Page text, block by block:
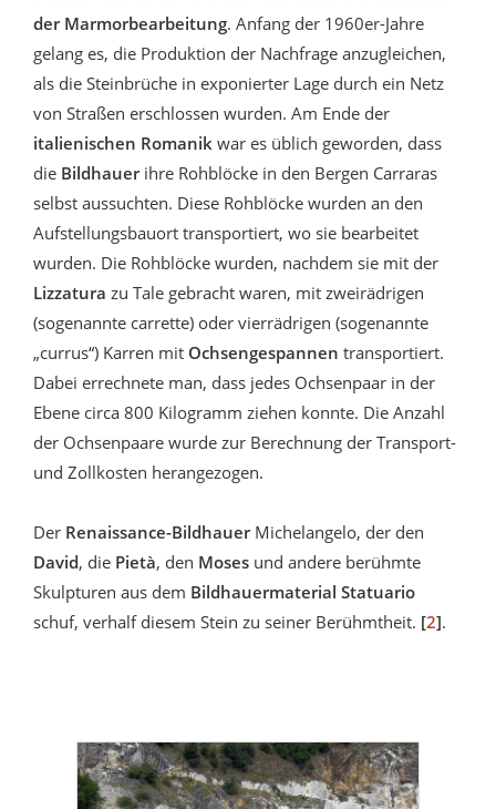
der Marmorbearbeitung. Anfang der 1960er-Jahre
gelang es, die Produktion der Nachfrage anzugleichen,
als die Steinbrüche in exponierter Lage durch ein Netz
von Straßen erschlossen wurden. Am Ende der
italienischen Romanik war es üblich geworden, dass
die Bildhauerihre Rohblöcke in den Bergen Carraras
selbst aussuchten. Diese Rohblöcke wurden an den
Aufstellungsbauort transportiert, wo sie bearbeitet
wurden. Die Rohblöcke wurden, nachdem sie mit der
Lizzatura zu Tale gebracht waren, mit zweirädrigen
(sogenannte carrette) oder vierrädrigen (sogenannte
„currus“) Karren mit Ochsengespannen transportiert.
Dabei errechnete man, dass jedes Ochsenpaar in der
Ebene circa 800 Kilogramm ziehen konnte. Die Anzahl
der Ochsenpaare wurde zur Berechnung der Transport-
und Zollkosten herangezogen.
Der Renaissance-BildhauerMichelangelo, der den
David, die Pietà, den Moses und andere berühmte
Skulpturen aus dem Bildhauermaterial Statuario
schuf, verhalf diesem Stein zu seiner Berühmtheit. [2].